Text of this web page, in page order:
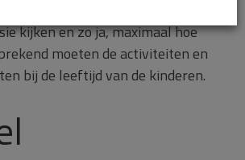
kijken en zo ja, maximaal hoe
moeten de activiteiten en
bij de leeftijd van de kinderen.